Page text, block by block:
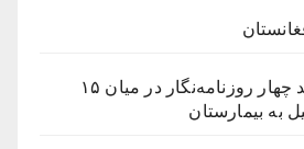
مقامات غزه می‌گویند چهار روزنامه‌نگار در میان ۱۵
به بیمارستان